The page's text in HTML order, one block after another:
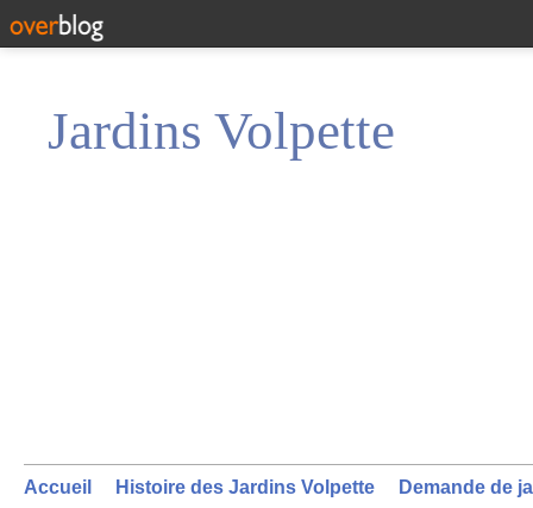
Jardins Volpette
Accueil Histoire des Jardins Volpette Demande de